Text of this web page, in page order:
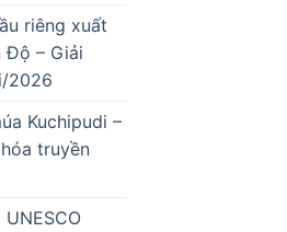
riêng xuất
Độ – Giải
2026
Kuchipudi –
truyền